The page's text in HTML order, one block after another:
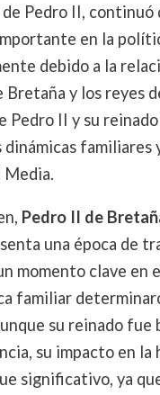
Pedro II, continuó
en la
debido a la
Bretaña y los reyes
Pedro II y su
dinámicas familiares
Media.
Pedro II de
una época de
momento clave en
familiar
su reinado fue
su impacto en la
significativo, ya